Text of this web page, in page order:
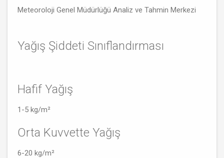
Meteoroloji Genel Müdürlüğü Analiz ve Tahmin Merkezi
Yağış Şiddeti Sınıflandırması
Hafif Yağış
1-5 kg/m²
Orta Kuvvette Yağış
6-20 kg/m²